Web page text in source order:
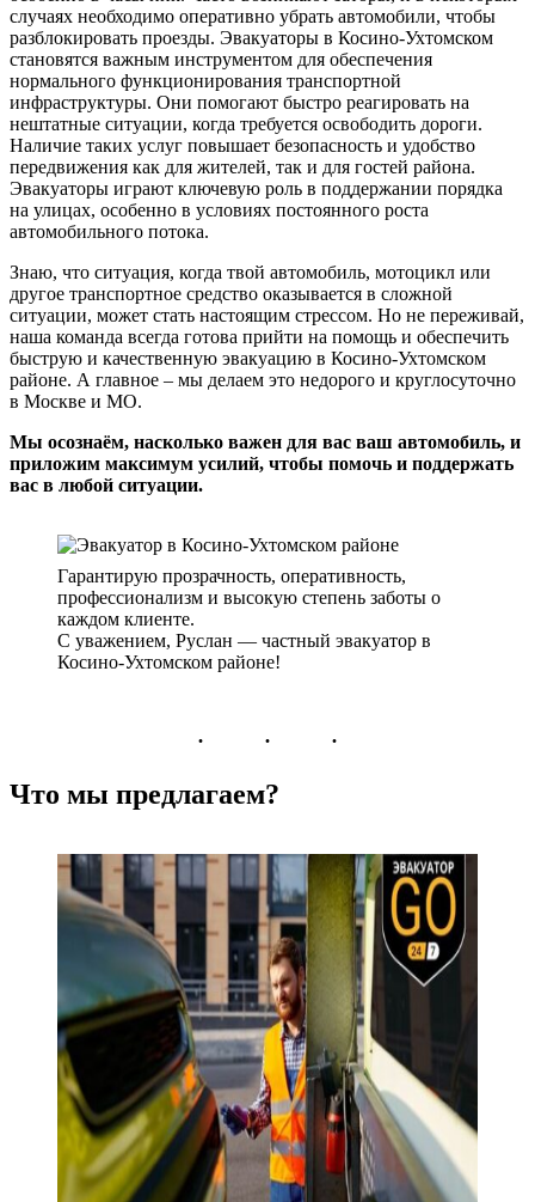
случаях необходимо оперативно убрать автомобили, чтобы
разблокировать проезды. Эвакуаторы в Косино-Ухтомском
становятся важным инструментом для обеспечения
нормального функционирования транспортной
инфраструктуры. Они помогают быстро реагировать на
нештатные ситуации, когда требуется освободить дороги.
Наличие таких услуг повышает безопасность и удобство
передвижения как для жителей, так и для гостей района.
Эвакуаторы играют ключевую роль в поддержании порядка
на улицах, особенно в условиях постоянного роста
автомобильного потока.
Знаю, что ситуация, когда твой автомобиль, мотоцикл или
другое транспортное средство оказывается в сложной
ситуации, может стать настоящим стрессом. Но не переживай,
наша команда всегда готова прийти на помощь и обеспечить
быструю и качественную эвакуацию в Косино-Ухтомском
районе. А главное – мы делаем это недорого и круглосуточно
в Москве и МО.
Мы осознаём, насколько важен для вас ваш автомобиль, и
приложим максимум усилий, чтобы помочь и поддержать
вас в любой ситуации.
Гарантирую прозрачность, оперативность,
профессионализм и высокую степень заботы о
каждом клиенте.
С уважением, Руслан — частный эвакуатор в
Косино-Ухтомском районе!
Что мы предлагаем?